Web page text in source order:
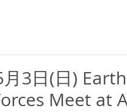
3日(日)
Meet at